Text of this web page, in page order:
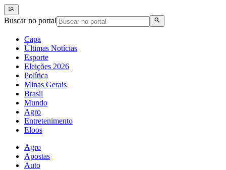
Buscar no portal
Capa
Últimas Notícias
Esporte
Eleições 2026
Política
Minas Gerais
Brasil
Mundo
Agro
Entretenimento
Eloos
Agro
Apostas
Auto